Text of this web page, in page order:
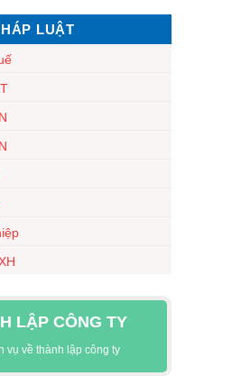
LUẬT
LẬP CÔNG TY
vụ về thành lập công ty